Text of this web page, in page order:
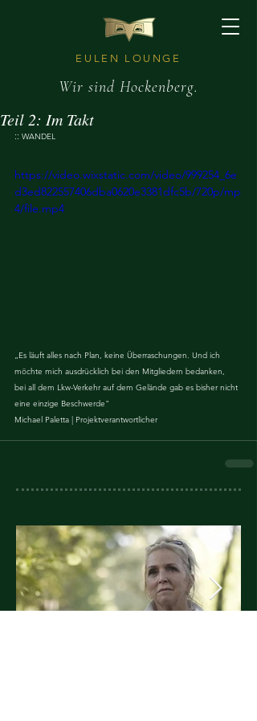
EULEN LOUNGE
Wir sind Hockenberg.
Teil 2: Im Takt
:: WANDEL
https://video.wixstatic.com/video/999254_6e
d3ed822557406dba0620e3381dfc5b/720p/mp
4/file.mp4
„Es läuft alles nach Plan, keine Überraschungen. Und ich
möchte mich ausdrücklich bei den Mitgliedern bedanken,
bei all dem Lkw-Verkehr auf dem Gelände gab es bisher nicht
eine einzige Beschwerde"
Michael Paletta | Projektverantwortlicher